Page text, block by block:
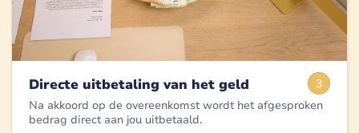
3
Directe uitbetaling van het geld
Na akkoord op de overeenkomst wordt het afgesproken
bedrag direct aan jou uitbetaald.